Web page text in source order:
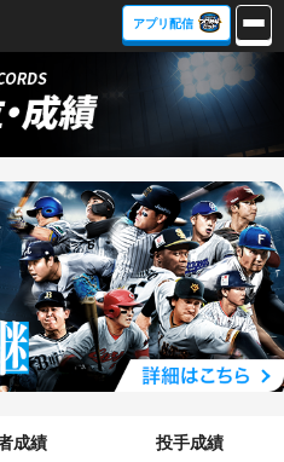
アプリ配信
成績
投手成績